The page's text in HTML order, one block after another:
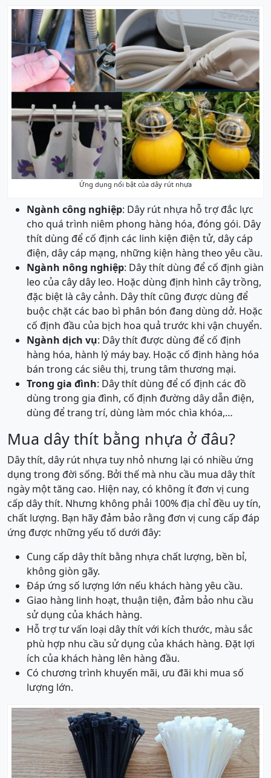
Ứng dụng nổi bật của dây rút nhựa
Ngành công nghiệp: Dây rút nhựa hỗ trợ đắc lực
cho quá trình niêm phong hàng hóa, đóng gói. Dây
thít dùng để cố định các linh kiện điện tử, dây cáp
điện, dây cáp mạng, những kiện hàng theo yêu cầu.
Ngành nông nghiệp: Dây thít dùng để cố định giàn
leo của cây dây leo. Hoặc dùng định hình cây trồng,
đặc biệt là cây cảnh. Dây thít cũng được dùng để
buộc chặt các bao bì phân bón đang dùng dở. Hoặc
cố định đầu của bịch hoa quả trước khi vận chuyển.
Ngành dịch vụ: Dây thít được dùng để cố định
hàng hóa, hành lý máy bay. Hoặc cố định hàng hóa
bán trong các siêu thị, trung tâm thương mại.
Trong gia đình: Dây thít dùng để cố định các đồ
dùng trong gia đình, cố định đường dây dẫn điện,
dùng để trang trí, dùng làm móc chìa khóa,…
Mua dây thít bằng nhựa ở đâu?
Dây thít, dây rút nhựa tuy nhỏ nhưng lại có nhiều ứng
dụng trong đời sống. Bởi thế mà nhu cầu mua dây thít
ngày một tăng cao. Hiện nay, có không ít đơn vị cung
cấp dây thít. Nhưng không phải 100% địa chỉ đều uy tín,
chất lượng. Bạn hãy đảm bảo rằng đơn vị cung cấp đáp
ứng được những yếu tố dưới đây:
Cung cấp dây thít bằng nhựa chất lượng, bền bỉ,
không giòn gãy.
Đáp ứng số lượng lớn nếu khách hàng yêu cầu.
Giao hàng linh hoạt, thuận tiện, đảm bảo nhu cầu
sử dụng của khách hàng.
Hỗ trợ tư vấn loại dây thít với kích thước, màu sắc
phù hợp nhu cầu sử dụng của khách hàng. Đặt lợi
ích của khách hàng lên hàng đầu.
Có chương trình khuyến mãi, ưu đãi khi mua số
lượng lớn.